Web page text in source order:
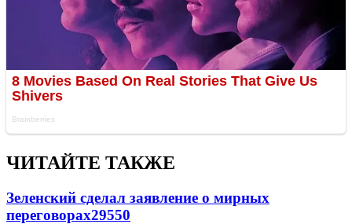
ЧИТАЙТЕ ТАКЖЕ
Зеленский сделал заявление о мирных
переговорах29550